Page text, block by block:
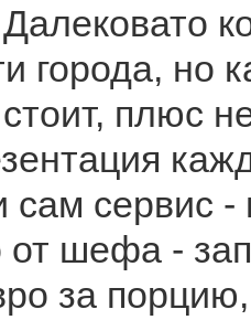
города, но
плюс
сервис -
шефа -
за